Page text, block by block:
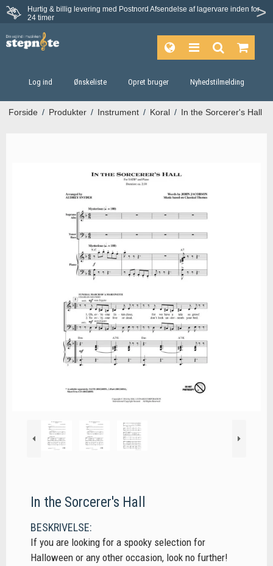
Hurtig & billig levering med Postnord Afsendelse af lagervare inden for
24 timer
Fortrydelsesret på 30 dage
Log ind Ønskeliste Opret bruger Nyhedstilmelding
Forside / Produkter / Instrument / Koral / In the Sorcerer's Hall
In the Sorcerer's Hall
BESKRIVELSE:
If you are looking for a spooky selection for
Halloween or any other occasion, look no further!